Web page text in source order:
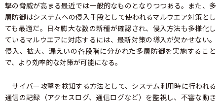
撃の脅威が高まる最近では一般的なものとなりつつある。また、多
層防御はシステムへの侵入手段として使われるマルウエア対策とし
ても最適だ。日々膨大な数の新種が確認され、侵入方法も多様化し
ているマルウエアに対応するには、最新対策の導入が欠かせない。
侵入、拡大、漏えいの各段階に分かれた多層防御を実施すること
で、より効率的な対策が可能になる。
サイバー攻撃を検知する方法として、システム利用時に行われる
通信の記録（アクセスログ、通信ログなど）を監視し、不審な動き